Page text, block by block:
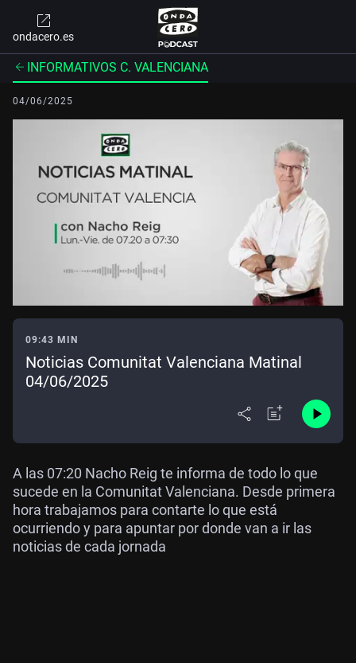
ondacero.es
INFORMATIVOS C. VALENCIANA
04/06/2025
09:43 MIN
Noticias Comunitat Valenciana Matinal
04/06/2025
A las 07:20 Nacho Reig te informa de todo lo que
sucede en la Comunitat Valenciana. Desde primera
hora trabajamos para contarte lo que está
ocurriendo y para apuntar por donde van a ir las
noticias de cada jornada